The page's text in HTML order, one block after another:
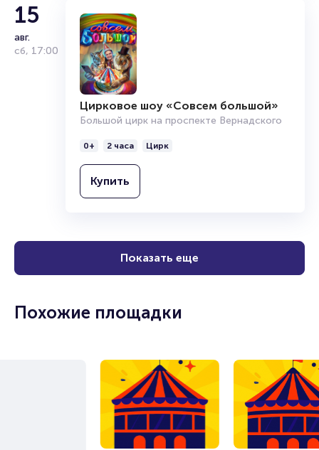
15
авг.
сб, 17:00
Цирковое шоу «Совсем большой»
Большой цирк на проспекте Вернадского
0+ 2 часа Цирк
Купить
Показать еще
Похожие площадки